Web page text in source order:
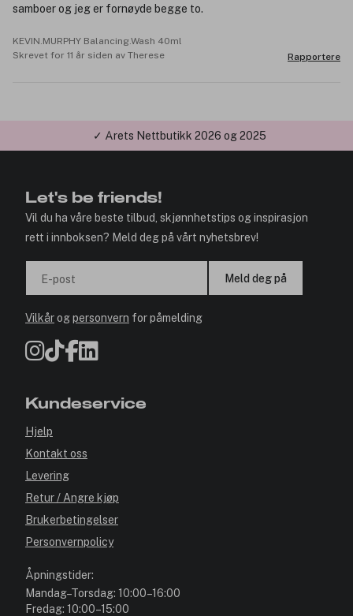
samboer og jeg er fornøyde begge to.
KEVIN.MURPHY Balancing.Wash 40ml
Skrevet for 11 år siden av Therese
Rapportere
✓ Årets Nettbutikk 2026 og 2025
Let's be friends!
Vil du ha våre beste tilbud, skjønnhetstips og inspirasjon
rett i innboksen? Meld deg på vårt nyhetsbrev!
E-post Meld deg på
Vilkårogpersonvern for påmelding
Kundeservice
Hjelp
Kontakt oss
Levering
Retur / Angre kjøp
Brukerbetingelser
Personvernpolicy
Åpningstider:
Mandag–Torsdag: 10:00–16:00
Fredag: 10:00–15:00